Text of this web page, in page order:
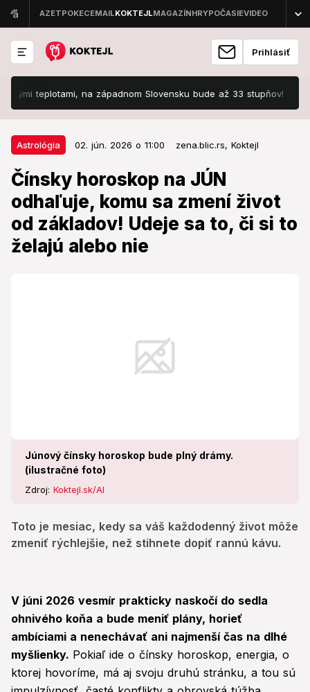
Prihlásiť
na západnom Slovensku bude až 33 stupňov! Spojené
Astrológia 02. jún. 2026 o 11:00 zena.blic.rs, Koktejl
Čínsky horoskop na JÚN
odhaľuje, komu sa zmení život
od základov! Udeje sa to, či si to
želajú alebo nie
Júnový čínsky horoskop bude plný drámy.
(ilustračné foto)
Zdroj: Koktejl.sk/AI
Toto je mesiac, kedy sa váš každodenný život môže
zmeniť rýchlejšie, než stihnete dopiť rannú kávu.
Astrológia 02. jún. 2026 o 11:00
Čínsky horoskop na JÚN odhaľuje,
komu sa zmení život od základov!
Udeje sa to, či si to želajú alebo
nie
V júni 2026 vesmír prakticky naskočí do sedla
ohnivého koňa a bude meniť plány, horieť
ambíciami a nenechávať ani najmenší čas na dlhé
myšlienky. Pokiaľ ide o čínsky horoskop, energia, o
ktorej hovoríme, má aj svoju druhú stránku, a tou sú